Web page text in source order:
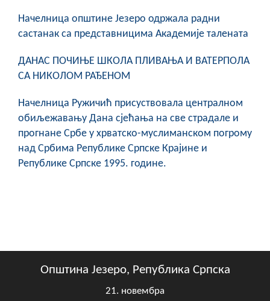
Начелница општине Језеро одржала радни
састанак са представницима Академије талената
ДАНАС ПОЧИЊЕ ШКОЛА ПЛИВАЊА И ВАТЕРПОЛА
СА НИКОЛОМ РАЂЕНОМ
Начелница Ружичић присуствовала централном
обиљежавању Дана сјећања на све страдале и
прогнане Србе у хрватско-муслиманском погрому
над Србима Републике Српске Крајине и
Републике Српске 1995. године.
Општина Језеро, Република Српска
21. новембра